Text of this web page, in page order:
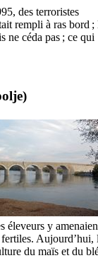
des terroristes
rempli à ras bord ;
ne céda pas ; ce qui
)
éleveurs y
Aujourd’hui,
du maïs et du